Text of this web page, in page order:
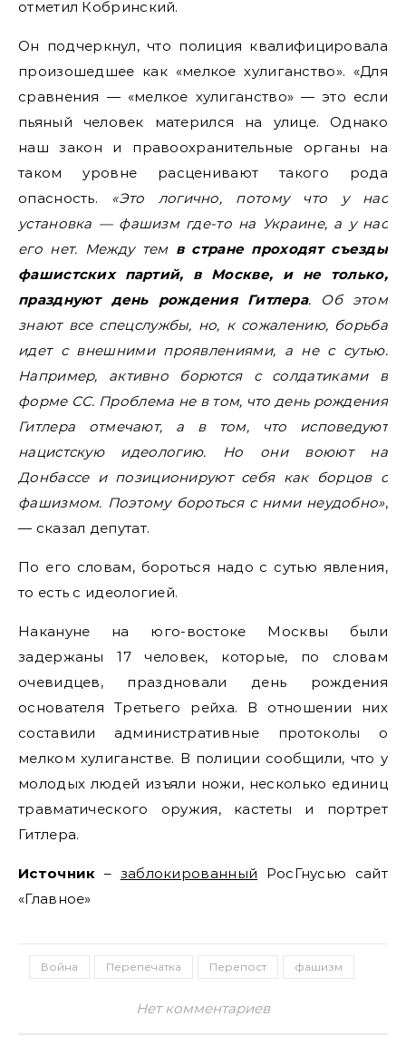
отметил Кобринский.
Он подчеркнул, что полиция квалифицировала
произошедшее как «мелкое хулиганство». «Для
сравнения — «мелкое хулиганство» — это если
пьяный человек матерился на улице. Однако
наш закон и правоохранительные органы на
таком уровне расценивают такого рода
опасность. «Это логично, потому что у нас
установка — фашизм где-то на Украине, а у нас
его нет. Между тем в стране проходят съезды
фашистских партий, в Москве, и не только,
празднуют день рождения Гитлера. Об этом
знают все спецслужбы, но, к сожалению, борьба
идет с внешними проявлениями, а не с сутью.
Например, активно борются с солдатиками в
форме СС. Проблема не в том, что день рождения
Гитлера отмечают, а в том, что исповедуют
нацистскую идеологию. Но они воюют на
Донбассе и позиционируют себя как борцов с
фашизмом. Поэтому бороться с ними неудобно»,
— сказал депутат.
По его словам, бороться надо с сутью явления,
то есть с идеологией.
Накануне на юго-востоке Москвы были
задержаны 17 человек, которые, по словам
очевидцев, праздновали день рождения
основателя Третьего рейха. В отношении них
составили административные протоколы о
мелком хулиганстве. В полиции сообщили, что у
молодых людей изъяли ножи, несколько единиц
травматического оружия, кастеты и портрет
Гитлера.
Источник – заблокированный РосГнусью сайт
«Главное»
Война Перепечатка Перепост фашизм
Нет комментариев